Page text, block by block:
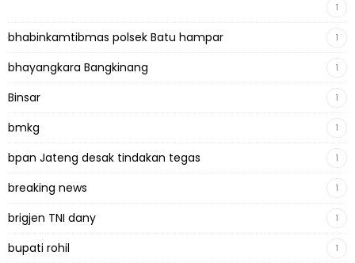
1
bhabinkamtibmas polsek Batu hampar 1
bhayangkara Bangkinang 1
Binsar 1
bmkg 1
bpan Jateng desak tindakan tegas 1
breaking news 1
brigjen TNI dany 1
bupati rohil 1